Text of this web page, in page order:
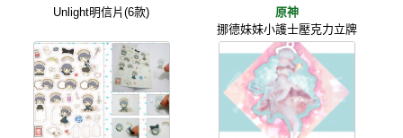
Unlight明信片(6款)
原神
挪德妹妹小護士壓克力立牌